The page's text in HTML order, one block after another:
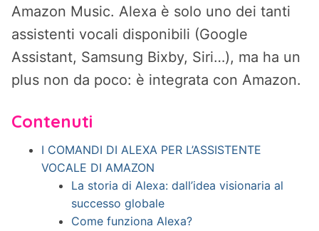
Amazon Music. Alexa è solo uno dei tanti
assistenti vocali disponibili (Google
Assistant, Samsung Bixby, Siri…), ma ha un
plus non da poco: è integrata con Amazon.
Contenuti
I COMANDI DI ALEXA PER L’ASSISTENTE
VOCALE DI AMAZON
La storia di Alexa: dall’idea visionaria al
successo globale
Come funziona Alexa?